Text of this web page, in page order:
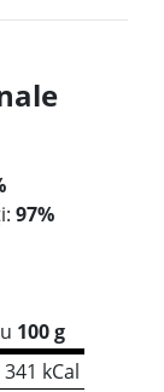
97%
100 g
kCal